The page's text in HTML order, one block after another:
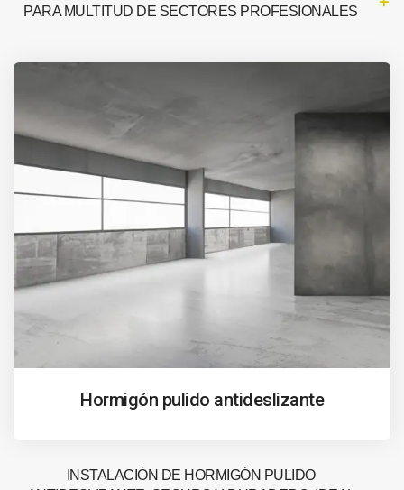
PARA MULTITUD DE SECTORES PROFESIONALES
Hormigón pulido antideslizante
INSTALACIÓN DE HORMIGÓN PULIDO